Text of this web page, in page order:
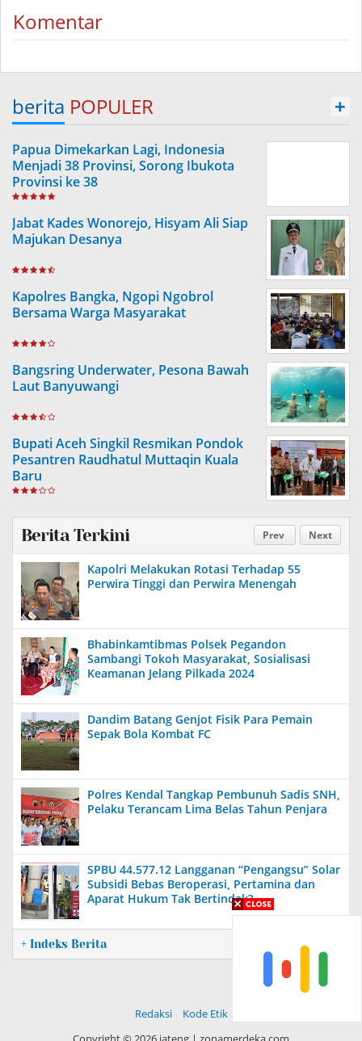
Komentar
berita POPULER +
Papua Dimekarkan Lagi, Indonesia
Menjadi 38 Provinsi, Sorong Ibukota
Provinsi ke 38
Jabat Kades Wonorejo, Hisyam Ali Siap
Majukan Desanya
Kapolres Bangka, Ngopi Ngobrol
Bersama Warga Masyarakat
Bangsring Underwater, Pesona Bawah
Laut Banyuwangi
Bupati Aceh Singkil Resmikan Pondok
Pesantren Raudhatul Muttaqin Kuala
Baru
Prev Next
Berita Terkini
Kapolri Melakukan Rotasi Terhadap 55
Perwira Tinggi dan Perwira Menengah
Bhabinkamtibmas Polsek Pegandon
Sambangi Tokoh Masyarakat, Sosialisasi
Keamanan Jelang Pilkada 2024
Dandim Batang Genjot Fisik Para Pemain
Sepak Bola Kombat FC
Polres Kendal Tangkap Pembunuh Sadis SNH,
Pelaku Terancam Lima Belas Tahun Penjara
SPBU 44.577.12 Langganan “Pengangsu” Solar
Subsidi Bebas Beroperasi, Pertamina dan
Aparat Hukum Tak Bertindak?
+ Indeks Berita
Redaksi
Kode Etik